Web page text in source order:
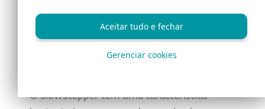
O SlowStepper tem uma característica
Aceitar tudo e fechar
Gerenciar cookies